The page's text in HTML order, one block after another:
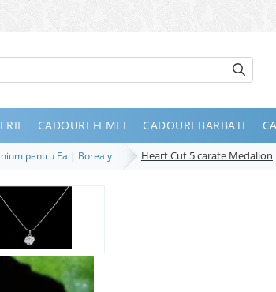
CADOURI FEMEI CADOURI BARBATI
pentru Ea | Borealy Heart Cut 5 carate Medalion